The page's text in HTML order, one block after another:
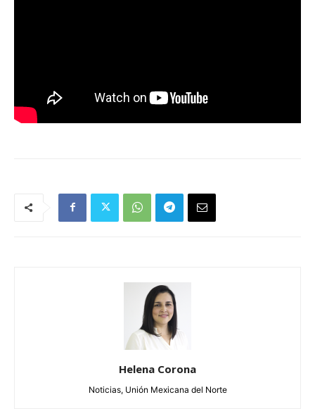
Helena Corona
Noticias, Unión Mexicana del Norte